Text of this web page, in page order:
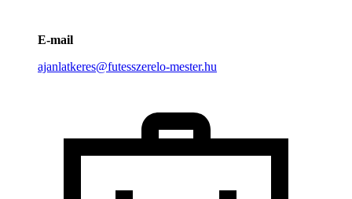
E-mail
ajanlatkeres@futesszerelo-mester.hu